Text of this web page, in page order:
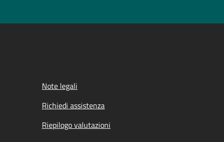
Note legali
Richiedi assistenza
Riepilogo valutazioni